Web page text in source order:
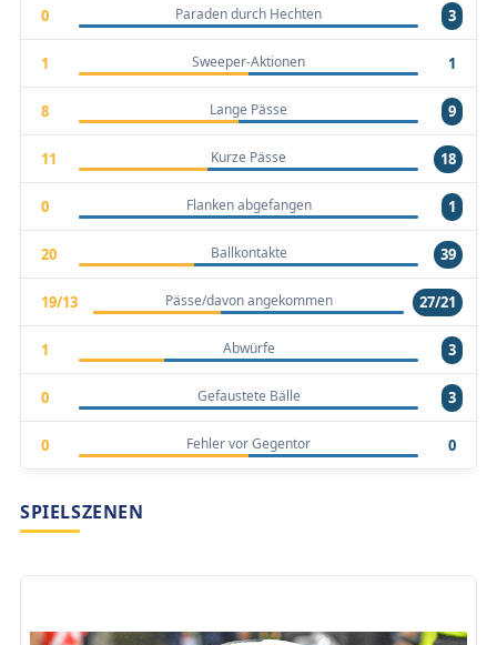
0 Paraden durch Hechten 3
1 Sweeper-Aktionen 1
8 Lange Pässe 9
11 Kurze Pässe 18
0 Flanken abgefangen 1
20 Ballkontakte 39
19/13 Pässe/davon angekommen 27/21
1 Abwürfe 3
0 Gefaustete Bälle 3
0 Fehler vor Gegentor 0
SPIELSZENEN